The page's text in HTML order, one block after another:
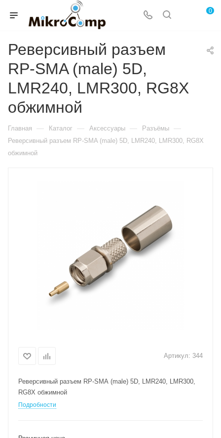
0
Реверсивный разъем
RP-SMA (male) 5D,
LMR240, LMR300, RG8X
обжимной
Главная — Каталог — Аксессуары — Разъёмы —
Реверсивный разъем RP-SMA (male) 5D, LMR240, LMR300, RG8X
обжимной
Артикул: 344
Реверсивный разъем RP-SMA (male) 5D, LMR240, LMR300,
RG8X обжимной
Подробности